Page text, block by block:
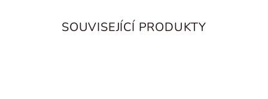
SOUVISEJÍCÍ PRODUKTY